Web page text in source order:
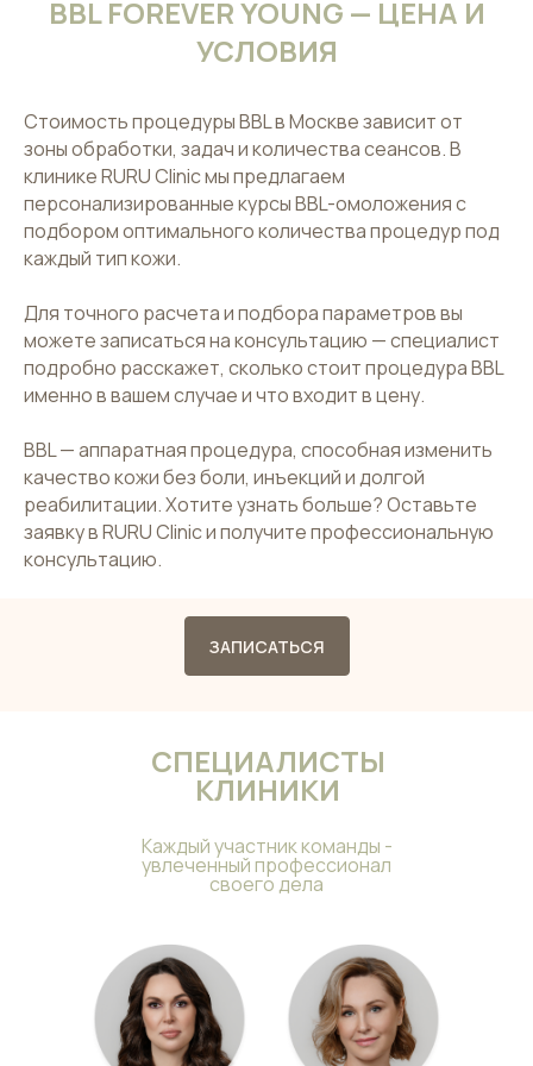
BBL FOREVER YOUNG — ЦЕНА И
УСЛОВИЯ
Стоимость процедуры BBL в Москве зависит от
зоны обработки, задач и количества сеансов. В
клинике RURU Clinic мы предлагаем
персонализированные курсы BBL-омоложения с
подбором оптимального количества процедур под
каждый тип кожи.
Для точного расчета и подбора параметров вы
можете записаться на консультацию — специалист
подробно расскажет, сколько стоит процедура BBL
именно в вашем случае и что входит в цену.
BBL — аппаратная процедура, способная изменить
качество кожи без боли, инъекций и долгой
реабилитации. Хотите узнать больше? Оставьте
заявку в RURU Clinic и получите профессиональную
консультацию.
ЗАПИСАТЬСЯ
СПЕЦИАЛИСТЫ
КЛИНИКИ
Каждый участник команды -
увлеченный профессионал
своего дела